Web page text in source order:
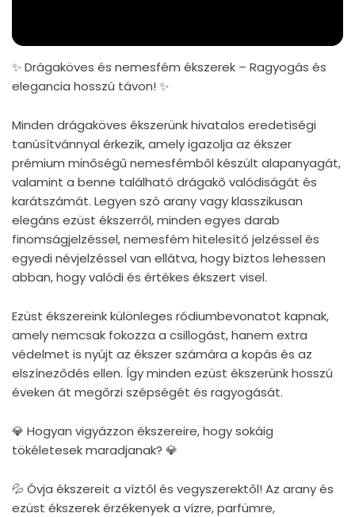
✨ Drágaköves és nemesfém ékszerek – Ragyogás és
elegancia hosszú távon! ✨
Minden drágaköves ékszerünk hivatalos eredetiségi
tanúsítvánnyal érkezik, amely igazolja az ékszer
prémium minőségű nemesfémből készült alapanyagát,
valamint a benne található drágakő valódiságát és
karátszámát. Legyen szó arany vagy klasszikusan
elegáns ezüst ékszerről, minden egyes darab
finomságjelzéssel, nemesfém hitelesítő jelzéssel és
egyedi névjelzéssel van ellátva, hogy biztos lehessen
abban, hogy valódi és értékes ékszert visel.
Ezüst ékszereink különleges ródiumbevonatot kapnak,
amely nemcsak fokozza a csillogást, hanem extra
védelmet is nyújt az ékszer számára a kopás és az
elszíneződés ellen. Így minden ezüst ékszerünk hosszú
éveken át megőrzi szépségét és ragyogását.
💎 Hogyan vigyázzon ékszereire, hogy sokáig
tökéletesek maradjanak? 💎
💦 Óvja ékszereit a víztől és vegyszerektől! Az arany és
ezüst ékszerek érzékenyek a vízre, parfümre,